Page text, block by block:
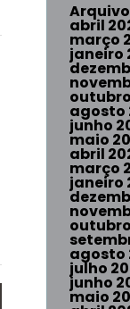
abril
março
janeiro
agosto
junho
maio
abril
março
janeiro
agosto
julho
junho
maio